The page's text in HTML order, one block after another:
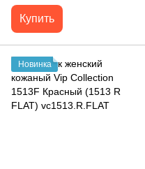
Купить
Новинка